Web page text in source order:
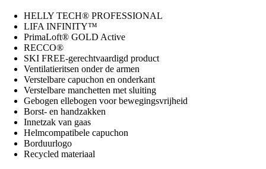
HELLY TECH® PROFESSIONAL
LIFA INFINITY™
PrimaLoft® GOLD Active
RECCO®
SKI FREE-gerechtvaardigd product
Ventilatieritsen onder de armen
Verstelbare capuchon en onderkant
Verstelbare manchetten met sluiting
Gebogen ellebogen voor bewegingsvrijheid
Borst- en handzakken
Innetzak van gaas
Helmcompatibele capuchon
Borduurlogo
Recycled materiaal